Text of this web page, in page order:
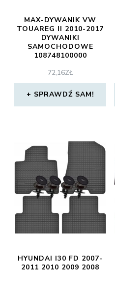
MAX-DYWANIK VW
TOUAREG II 2010-2017
DYWANIKI
SAMOCHODOWE
108748100000
72,16ZŁ
SPRAWDŹ SAM!
HYUNDAI I30 FD 2007-
2011 2010 2009 2008